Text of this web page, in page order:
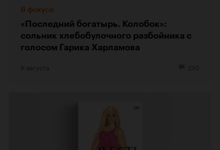
В фокусе
«Последний богатырь. Колобок»:
сольник хлебобулочного разбойника с
голосом Гарика Харламова